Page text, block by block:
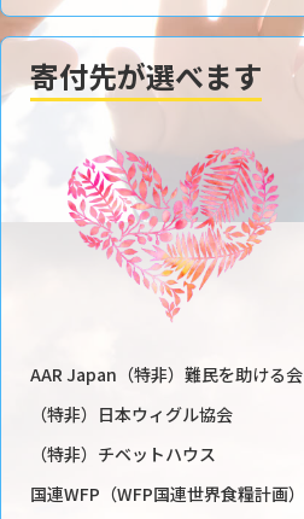
寄付先が選べます
AAR Japan（特非）難民を助ける会
（特非）日本ウィグル協会
（特非）チベットハウス
国連WFP（WFP国連世界食糧計画）